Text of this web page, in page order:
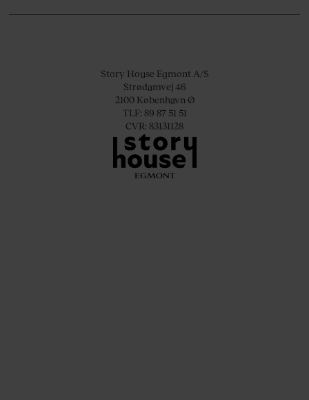
Story House Egmont A/S
Strødamvej 46
2100 København Ø
TLF: 89 87 51 51
CVR: 83131128